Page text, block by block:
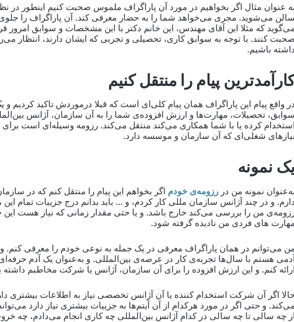
به عنوان مثال اگر بخواهیم در مورد آن پاراگراف ملموس صحبت کنیم اینطور در
سالن می‌شوید. مجری می‌خواهد شما را به حضار معرفی کند. آن پاراگراف را
می‌گوید که مثلا این آقای مهندس، این خانم دکتر با این مشخصات و سوابق امروز
صحبت کنند. با توجه به سوابق کاری، تحصیلی و تجربی که ایشان دارند، انتظار
داشته باشیم.
پیام را منتقل کنیم
در واقع پیام این پاراگراف همان پیام کلی‌ای است که قبلا درموردش تاکید کردیم و
سوابق، تحصیلات، مهارت‌ها و ارزش افزوده‌ی شما را به آن سازمان، آژانس
استخدام کرده یا با شما همکاری می‌کند منتقل می‌کند. رزومه وسیله‌ای است برای
نیازهای شغلی‌ای که آن سازمان و موسسه دارد.
یک نمونه
به‌عنوان نمونه من در رزومه‌ی خودم اگر بخواهم این پیام را منتقل کنم که در
دارم. و در چند آژانس سازمان ‌مللی کار کردم، و … باید بدانم درج جزییات تمام
من را بررسی می‌کند خارج باشد. و یا حتی مقدار زمانی که نیاز هست این
مهارت های فردی من نادیده گرفته شود.
من می‌توانم در همان پاراگراف معرفی در یک جمله به نوعی خودم را معرفی کنم.
هستم با سال‌ها تجربه‌ی کار در عرصه‌ی بین‌المللی. و به‌عنوان یک آدم
ارائه کنم. و این ارزش افزوده را برای آن سازمان، آژانس یا شرکت مخاطبم داشته
اگر آن شرکت استخدام کننده یا آن آژانس تخصصی نیاز به اطلاعات بیشتری
می‌کند. و حتی اگر در مورد هرکدام از آن آیتم‌ها به جزییات بیشتری نیاز دارد
از چه سالی تا چه سالی در کدام آژانس بین‌المللی چه کاری انجام می‌دادم، چه